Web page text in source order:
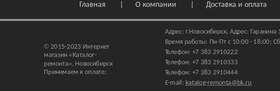
Главная О компании Доставка и оплата
© 2015-2023 Интернет
магазин «Каталог-
ремонта», Новосибирск
Принимаем к оплате:
Адрес: г.Новосибирск, Адрес: Гаранина
Время работы: Пн-Пт с 10:00 - 18:00;
Телефон: +7 383 2910222
Телефон: +7 383 2910333
Телефон: +7 383 2910444
E-mail: katalog-remonta@bk.ru